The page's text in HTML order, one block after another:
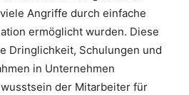
Angriffe durch einfache
ermöglicht wurden. Diese
Dringlichkeit, Schulungen und
in Unternehmen
der Mitarbeiter für